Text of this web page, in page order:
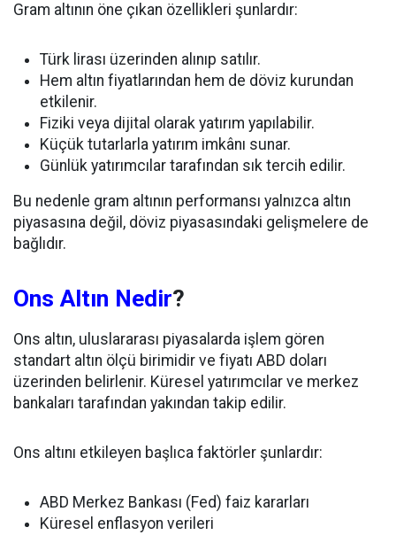
Gram altının öne çıkan özellikleri şunlardır:
Türk lirası üzerinden alınıp satılır.
Hem altın fiyatlarından hem de döviz kurundan
etkilenir.
Fiziki veya dijital olarak yatırım yapılabilir.
Küçük tutarlarla yatırım imkânı sunar.
Günlük yatırımcılar tarafından sık tercih edilir.
Bu nedenle gram altının performansı yalnızca altın
piyasasına değil, döviz piyasasındaki gelişmelere de
bağlıdır.
Ons Altın Nedir?
Ons altın, uluslararası piyasalarda işlem gören
standart altın ölçü birimidir ve fiyatı ABD doları
üzerinden belirlenir. Küresel yatırımcılar ve merkez
bankaları tarafından yakından takip edilir.
Ons altını etkileyen başlıca faktörler şunlardır:
ABD Merkez Bankası (Fed) faiz kararları
Küresel enflasyon verileri